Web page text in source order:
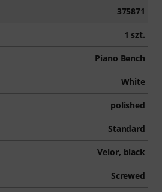
375871
1 szt.
Piano Bench
White
polished
Standard
Velor, black
Screwed